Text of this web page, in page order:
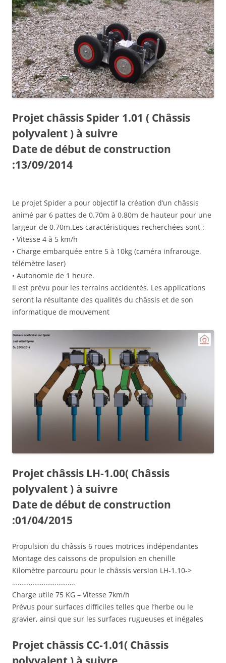
Projet châssis Spider 1.01 ( Châssis
polyvalent ) à suivre
Date de début de construction
:13/09/2014
Le projet Spider a pour objectif la création d’un châssis
animé par 6 pattes de 0.70m à 0.80m de hauteur pour une
largeur de 0.70m.Les caractéristiques recherchées sont :
• Vitesse 4 à 5 km/h
• Charge embarquée entre 5 à 10kg (caméra infrarouge,
télémètre laser)
• Autonomie de 1 heure.
Il est prévu pour les terrains accidentés. Les applications
seront la résultante des qualités du châssis et de son
informatique de mouvement
Projet châssis LH-1.00( Châssis
polyvalent ) à suivre
Date de début de construction
:01/04/2015
Propulsion du châssis 6 roues motrices indépendantes
Montage des caissons de propulsion en chenille
Kilomètre parcouru pour le châssis version LH-1.10->
…………………………….
Charge utile 75 KG – Vitesse 7km/h
Prévus pour surfaces difficiles telles que l’herbe ou le
gravier, ainsi que sur les surfaces rugueuses et inégales
Projet châssis CC-1.01( Châssis